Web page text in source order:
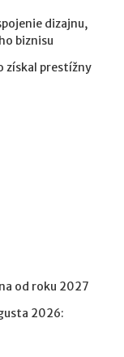
dizajnu,
biznisu
získal prestížny
od roku 2027
2026: